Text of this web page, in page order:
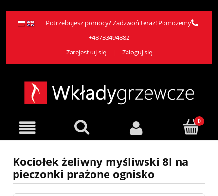
Potrzebujesz pomocy? Zadzwoń teraz! Pomożemy
+48733494882
Zarejestruj się
Zaloguj się
Kociołek żeliwny myśliwski 8l na
pieczonki prażone ognisko